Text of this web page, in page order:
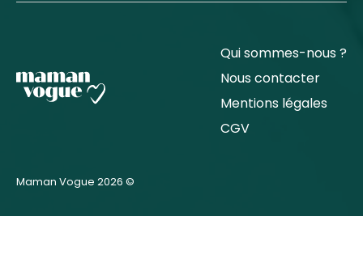
Qui sommes-nous ?
Nous contacter
Mentions légales
CGV
Maman Vogue 2026 ©